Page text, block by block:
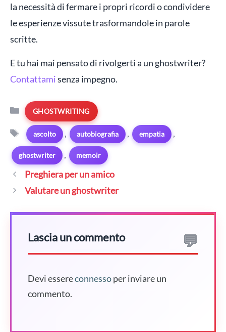
la necessità di fermare i propri ricordi o condividere
le esperienze vissute trasformandole in parole
scritte.
E tu hai mai pensato di rivolgerti a un ghostwriter?
Contattamisenza impegno.
Categorie
GHOSTWRITING
Tagascolto , autobiografia , empatia ,
ghostwriter , memoir
Preghiera per un amico
Valutare un ghostwriter
Lascia un commento
Devi essereconnessoper inviare un
commento.